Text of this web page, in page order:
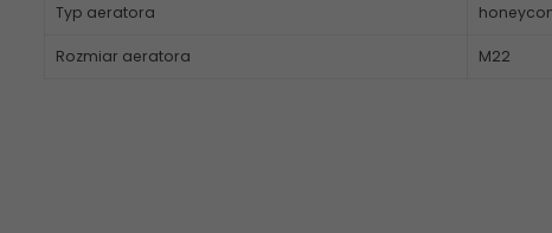
Typ aeratora
Rozmiar aeratora M22